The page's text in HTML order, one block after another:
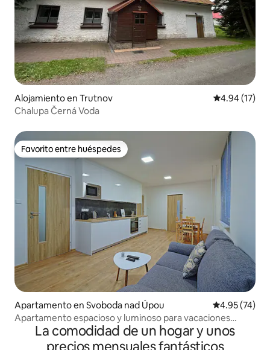
Alojamiento en Trutnov Calificación
4.94 (17)
Chalupa Černá Voda
Favorito entre huéspedes
Favorito entre huéspedes
Apartamento en Svoboda nad Úpou Calificación
4.95 (74)
Apartamento espacioso y luminoso para vacaciones
durante todo el año
La comodidad de un hogar y unos
precios mensuales fantásticos